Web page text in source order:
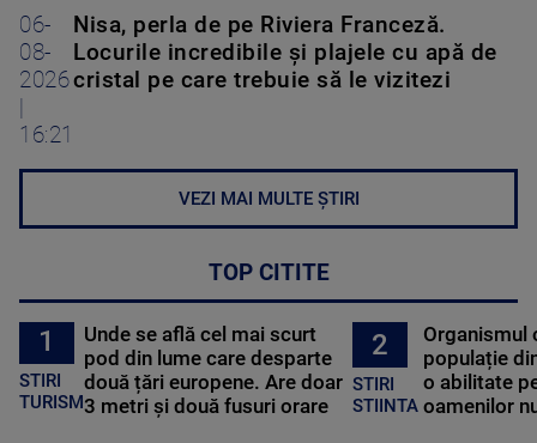
06-
08-
2026
16:21
Nisa, perla de pe Riviera Franceză.
Locurile incredibile și plajele cu apă de
cristal pe care trebuie să le vizitezi
VEZI MAI MULTE ȘTIRI
TOP CITITE
1
STIRI
TURISM
Unde se află cel mai scurt
pod din lume care desparte
două țări europene. Are doar
3 metri și două fusuri orare
2
STIRI
STIINTA
Organismul
populație
o abilitate
oamenilor